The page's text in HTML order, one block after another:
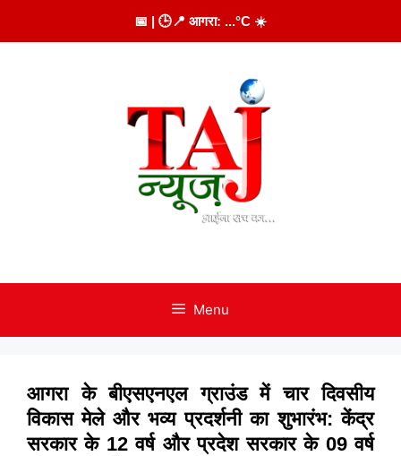
to
📅 | 🕒📍 आगरा: ...°C ☀️
Menu
आगरा के बीएसएनएल ग्राउंड में चार दिवसीय
विकास मेले और भव्य प्रदर्शनी का शुभारंभ: केंद्र
सरकार के 12 वर्ष और प्रदेश सरकार के 09 वर्ष